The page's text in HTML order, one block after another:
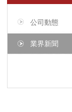
公司動態
業界新聞